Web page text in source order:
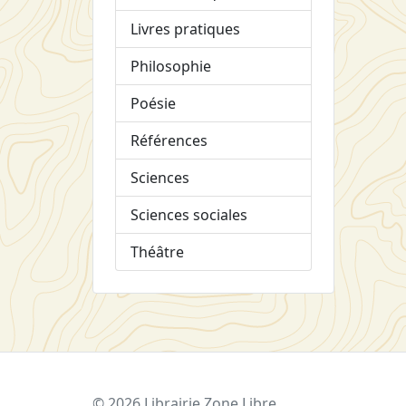
Livres pratiques
Philosophie
Poésie
Références
Sciences
Sciences sociales
Théâtre